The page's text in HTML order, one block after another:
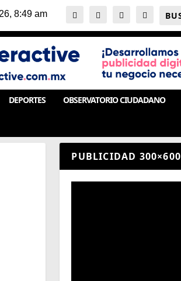
DEPORTES OBSERVATORIO CIUDADANO
PUBLICIDAD 300×600